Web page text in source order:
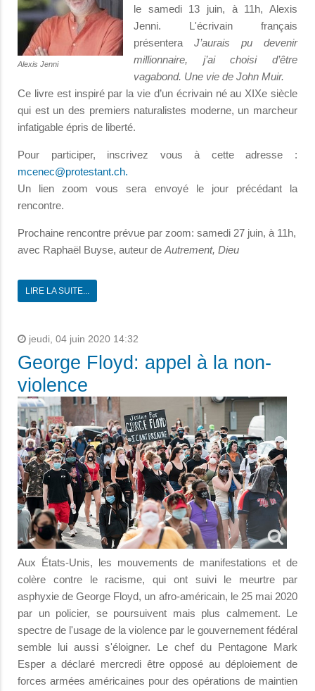
Alexis Jenni
le samedi 13 juin, à 11h, Alexis
Jenni. L'écrivain français
présentera J’aurais pu devenir
millionnaire, j’ai choisi d’être
vagabond. Une vie de John Muir.
Ce livre est inspiré par la vie d’un écrivain né au XIXe siècle
qui est un des premiers naturalistes moderne, un marcheur
infatigable épris de liberté.
Pour participer, inscrivez vous à cette adresse :
mcenec@protestant.ch.
Un lien zoom vous sera envoyé le jour précédant la
rencontre.
Prochaine rencontre prévue par zoom: samedi 27 juin, à 11h,
avec Raphaël Buyse, auteur deAutrement, Dieu
LIRE LA SUITE...
jeudi, 04 juin 2020 14:32
George Floyd: appel à la non-
violence
Aux États-Unis, les mouvements de manifestations et de
colère contre le racisme, qui ont suivi le meurtre par
asphyxie de George Floyd, un afro-américain, le 25 mai 2020
par un policier, se poursuivent mais plus calmement. Le
spectre de l'usage de la violence par le gouvernement fédéral
semble lui aussi s'éloigner. Le chef du Pentagone Mark
Esper a déclaré mercredi être opposé au déploiement de
forces armées américaines pour des opérations de maintien